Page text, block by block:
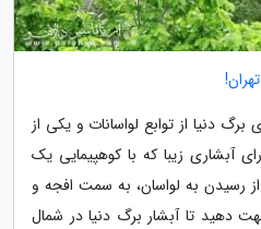
دنیا از توابع لواسانات و یکی از
آبشاری زیبا که با کوهپیمایی یک
رسیدن به لواسان، به سمت افجه و
دهید تا آبشار برگ دنیا در شمال